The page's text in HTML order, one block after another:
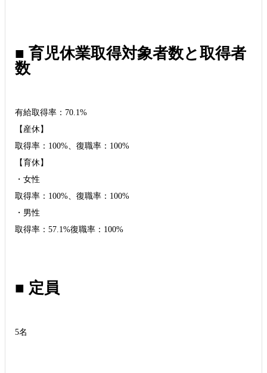
■ 育児休業取得対象者数と取得者
数
有給取得率：70.1%
【産休】
取得率：100%、復職率：100%
【育休】
・女性
取得率：100%、復職率：100%
・男性
取得率：57.1%復職率：100%
■ 定員
5名